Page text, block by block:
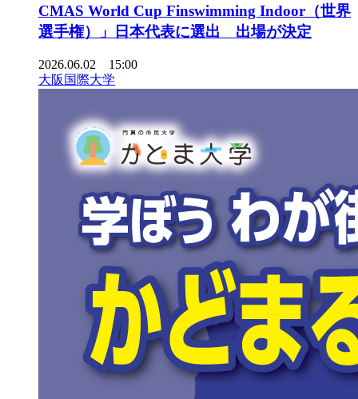
CMAS World Cup Finswimming Indoor（世界
選手権）」日本代表に選出 出場が決定
2026.06.02 15:00
大阪国際大学